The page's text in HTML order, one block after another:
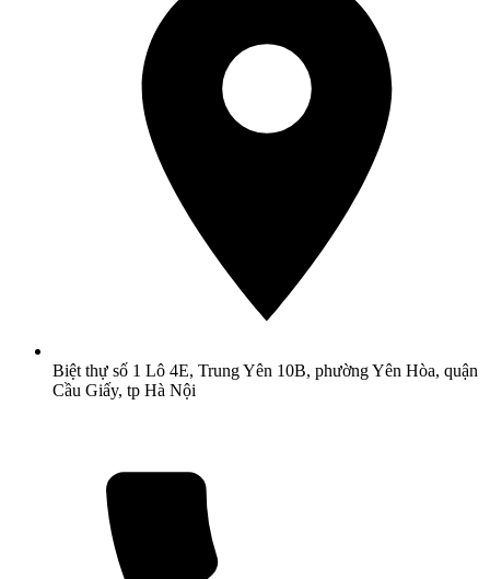
Biệt thự số 1 Lô 4E, Trung Yên 10B, phường Yên Hòa, quận
Cầu Giấy, tp Hà Nội